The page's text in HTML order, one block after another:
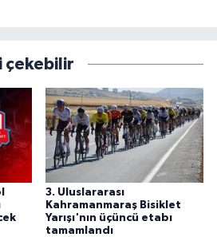
çekebilir
3. Uluslararası
Kahramanmaraş Bisiklet
Yarışı'nın üçüncü etabı
tamamlandı